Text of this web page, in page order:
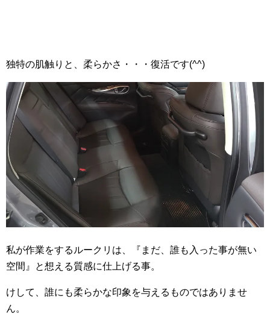
独特の肌触りと、柔らかさ・・・復活です(^^)
私が作業をするルークリは、『まだ、誰も入った事が無い
空間』と想える質感に仕上げる事。
けして、誰にも柔らかな印象を与えるものではありませ
ん。